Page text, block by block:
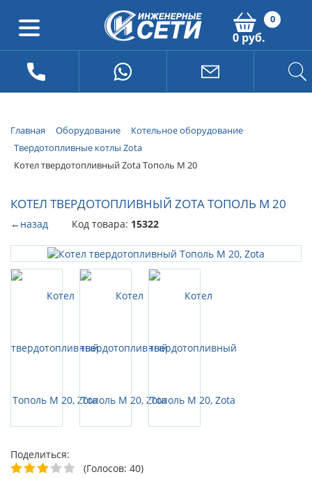
0
0 руб.
Главная Оборудование
Котельное оборудование
Твердотопливные котлы Zota
Котел твердотопливный Zota Тополь М 20
КОТЕЛ ТВЕРДОТОПЛИВНЫЙ ZOTA ТОПОЛЬ М 20
←назад Код товара: 15322
Поделиться:
(Голосов: 40)